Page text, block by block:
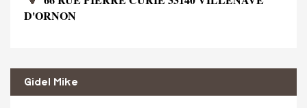
D'ORNON
Gidel Mike